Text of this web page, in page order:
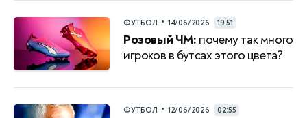
ФУТБОЛ • 14/06/2026 19:51
Розовый ЧМ: почему так много
игроков в бутсах этого цвета?
ФУТБОЛ • 12/06/2026 02:55